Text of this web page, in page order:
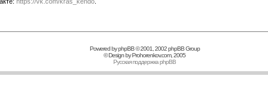
Powered byphpBB© 2001, 2002 phpBB Group
© Design byProhorenkov.com, 2005
Русская поддержка phpBB